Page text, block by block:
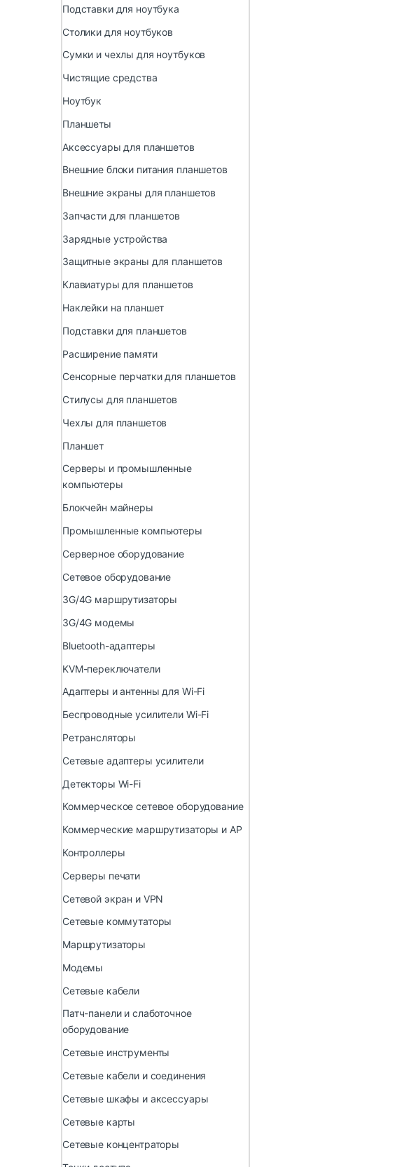
Подставки для ноутбука
Столики для ноутбуков
Сумки и чехлы для ноутбуков
Чистящие средства
Ноутбук
Планшеты
Аксессуары для планшетов
Внешние блоки питания планшетов
Внешние экраны для планшетов
Запчасти для планшетов
Зарядные устройства
Защитные экраны для планшетов
Клавиатуры для планшетов
Наклейки на планшет
Подставки для планшетов
Расширение памяти
Сенсорные перчатки для планшетов
Стилусы для планшетов
Чехлы для планшетов
Планшет
Серверы и промышленные
компьютеры
Блокчейн майнеры
Промышленные компьютеры
Серверное оборудование
Сетевое оборудование
3G/4G маршрутизаторы
3G/4G модемы
Bluetooth-адаптеры
KVM-переключатели
Адаптеры и антенны для Wi-Fi
Беспроводные усилители Wi-Fi
Ретрансляторы
Сетевые адаптеры усилители
Детекторы Wi-Fi
Коммерческое сетевое оборудование
Коммерческие маршрутизаторы и AP
Контроллеры
Серверы печати
Сетевой экран и VPN
Сетевые коммутаторы
Маршрутизаторы
Модемы
Сетевые кабели
Патч-панели и слаботочное
оборудование
Сетевые инструменты
Сетевые кабели и соединения
Сетевые шкафы и аксессуары
Сетевые карты
Сетевые концентраторы